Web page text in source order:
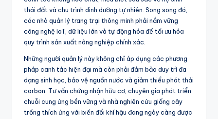
thái đất và chu trình dinh dưỡng tự nhiên. Song song đó,
các nhà quản lý trang trại thông minh phải nắm vững
công nghệ IoT, dữ liệu lớn và tự động hóa để tối ưu hóa
quy trình sản xuất nông nghiệp chính xác.
Những người quản lý này không chỉ áp dụng các phương
pháp canh tác hiện đại mà còn phải đảm bảo duy trì đa
dạng sinh học, bảo vệ nguồn nước và giảm thiểu phát thải
carbon. Tư vấn chứng nhận hữu cơ, chuyên gia phát triển
chuỗi cung ứng bền vững và nhà nghiên cứu giống cây
trồng thích ứng với biến đổi khí hậu đang ngày càng được